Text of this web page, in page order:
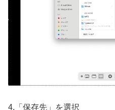
4.「保存先」を選択